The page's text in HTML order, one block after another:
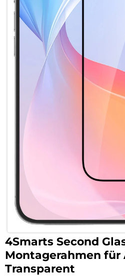
4Smarts Second
Montagerahmen für
Transparent